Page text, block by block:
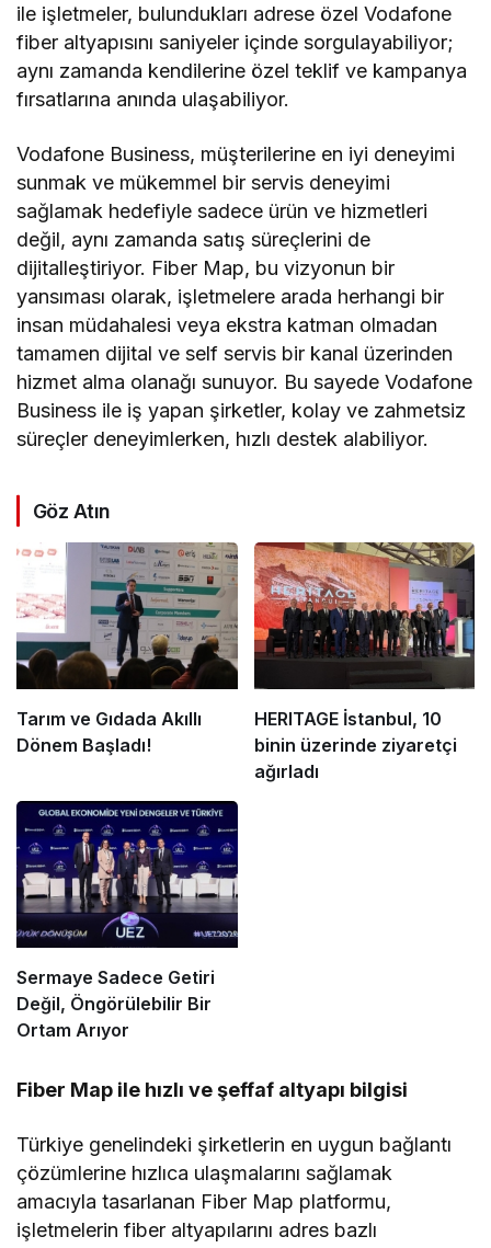
ile işletmeler, bulundukları adrese özel Vodafone
fiber altyapısını saniyeler içinde sorgulayabiliyor;
aynı zamanda kendilerine özel teklif ve kampanya
fırsatlarına anında ulaşabiliyor.
Vodafone Business, müşterilerine en iyi deneyimi
sunmak ve mükemmel bir servis deneyimi
sağlamak hedefiyle sadece ürün ve hizmetleri
değil, aynı zamanda satış süreçlerini de
dijitalleştiriyor. Fiber Map, bu vizyonun bir
yansıması olarak, işletmelere arada herhangi bir
insan müdahalesi veya ekstra katman olmadan
tamamen dijital ve self servis bir kanal üzerinden
hizmet alma olanağı sunuyor. Bu sayede Vodafone
Business ile iş yapan şirketler, kolay ve zahmetsiz
süreçler deneyimlerken, hızlı destek alabiliyor.
Göz Atın
Tarım ve Gıdada Akıllı
Dönem Başladı!
HERITAGE İstanbul, 10
binin üzerinde ziyaretçi
ağırladı
Sermaye Sadece Getiri
Değil, Öngörülebilir Bir
Ortam Arıyor
Fiber Map ile hızlı ve şeffaf altyapı bilgisi
Türkiye genelindeki şirketlerin en uygun bağlantı
çözümlerine hızlıca ulaşmalarını sağlamak
amacıyla tasarlanan Fiber Map platformu,
işletmelerin fiber altyapılarını adres bazlı